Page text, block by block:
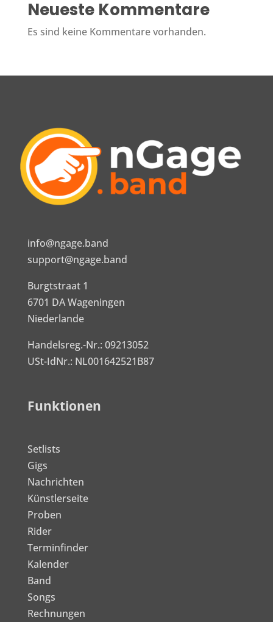
Neueste Kommentare
Es sind keine Kommentare vorhanden.
info@ngage.band
support@ngage.band
Burgtstraat 1
6701 DA Wageningen
Niederlande
Handelsreg.-Nr.: 09213052
USt-IdNr.: NL001642521B87
Funktionen
Setlists
Gigs
Nachrichten
Künstlerseite
Proben
Rider
Terminfinder
Kalender
Band
Songs
Rechnungen